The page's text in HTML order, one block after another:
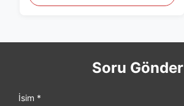
Soru Gönder
İsim *